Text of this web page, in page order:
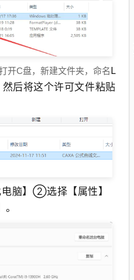
开C盘，新建文件夹，命名L
后将这个许可文件粘贴
脑】②选择【属性】